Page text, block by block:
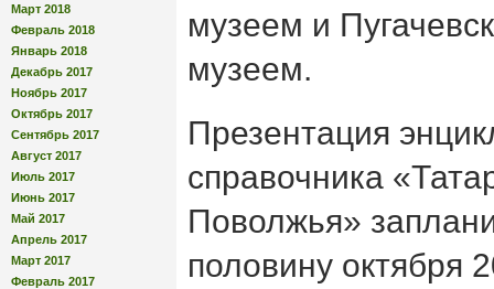
Март 2018
Февраль 2018
Январь 2018
Декабрь 2017
Ноябрь 2017
Октябрь 2017
Сентябрь 2017
Август 2017
Июль 2017
Июнь 2017
Май 2017
Апрель 2017
Март 2017
Февраль 2017
музеем и
музеем.
Презентация
справочника
Поволжья»
половину октября